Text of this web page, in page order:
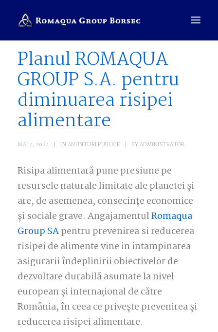
COMPANIE
BRANDURI
SALES PRESENTER
Planul ROMAQUA
GROUP S.A. pentru
diminuarea risipei
alimentare
MAI 7, 2024 | INANUNTURI PUBLICE | BYADMINISTRATOR
Risipa alimentară pune presiune pe
resursele naturale limitate ale planetei și
are, de asemenea, consecințe economice
și sociale grave. AngajamentulRomaqua
Group SApentru prevenirea si reducerea
risipei de alimente vine in intampinarea
asigurarii îndeplinirii obiectivelor de
dezvoltare durabilă asumate la nivel
european şi internaţional de către
România, în ceea ce priveşte prevenirea şi
reducerea risipei alimentare.